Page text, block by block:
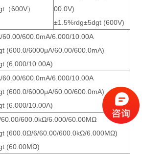
600V）
00.0V)
±1.5%rdg±5dgt (600V)
60.00/600.0mA/6.000/10.00A
(600.0/6000μA/60.00/600.0mA)
(6.000/10.00A)
60.00/600.0mA/6.000/10.00A
(600.0/6000μA/60.00/600.0mA)
(6.000/10.00A)
600.0kΩ/6.000/60.00MΩ
(600.0Ω/6/60.00/600.0kΩ/6.000MΩ)
(60.00MΩ)